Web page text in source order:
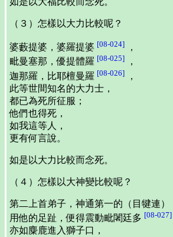
（３）怎樣以大力比較呢？
婆藪提婆，婆羅提婆 [08-024] ，
毗曼塞那，優提體羅 [08-025] ，
迦那羅，比耶檀曼羅 [08-026] ，
此等世間知名的大力士，
都已為死所征服；
他們也得死，
如我這等人，
更有何言說。
如是以大力比較而念死。
（４）怎樣以大神變比較呢？
第二上首弟子，神通第一的（目犍連）
用他的足趾，便得震動毗闍廷多 [08-027]
亦如麋鹿進入獅子口，